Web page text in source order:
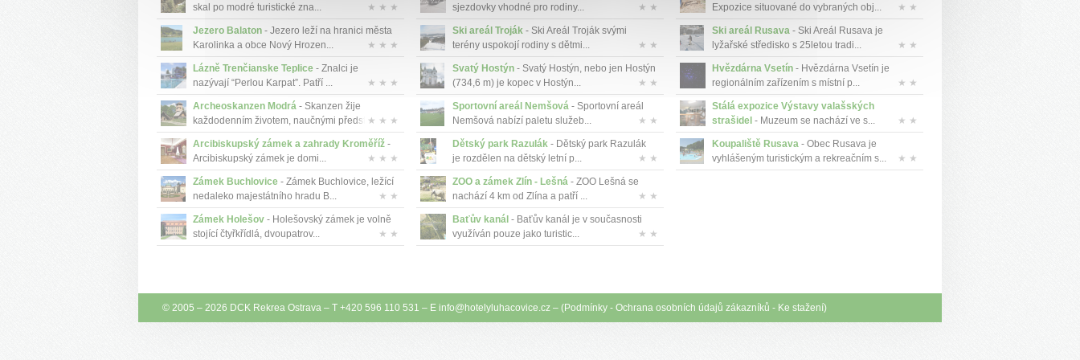
skal po modré turistické zna...
★ ★ ★
Jezero Balaton - Jezero leží na hranici města
Karolinka a obce Nový Hrozen...
★ ★ ★
Lázně Trenčianske Teplice - Znalci je
nazývají “Perlou Karpat”. Patří ...
★ ★ ★
Archeoskanzen Modrá - Skanzen žije
každodenním životem, naučnými představ...★ ★ ★
Arcibiskupský zámek a zahrady Kroměříž -
Arcibiskupský zámek je domi...
★ ★ ★
Zámek Buchlovice - Zámek Buchlovice, ležící
nedaleko majestátního hradu B...
★ ★
Zámek Holešov - Holešovský zámek je volně
stojící čtyřkřídlá, dvoupatrov...
★ ★
sjezdovky vhodné pro rodiny...
★ ★
Ski areál Troják- Ski Areál Troják svými
terény uspokojí rodiny s dětmi...
★ ★
Svatý Hostýn- Svatý Hostýn, nebo jen Hostýn
(734,6 m) je kopec v Hostýn...
★ ★
Sportovní areál Nemšová- Sportovní areál
Nemšová nabízí paletu služeb...
★ ★
Dětský park Razulák- Dětský park Razulák
je rozdělen na dětský letní p...
★ ★
ZOO a zámek Zlín - Lešná- ZOO Lešná se
nachází 4 km od Zlína a patří ...
★ ★
Baťův kanál - Baťův kanál je v současnosti
využíván pouze jako turistic...
★ ★
Expozice situované do vybraných obj...
★ ★
Ski areál Rusava- Ski Areál Rusava je
lyžařské středisko s 25letou tradi...
★ ★
Hvězdárna Vsetín- Hvězdárna Vsetín je
regionálním zařízením s místní p...
★ ★
Stálá expozice Výstavy valašských
strašidel - Muzeum se nachází ve s... ★ ★
Koupaliště Rusava- Obec Rusava je
vyhlášeným turistickým a rekreačním s...
★ ★
© 2005 – 2026 DCK Rekrea Ostrava – T +420 596 110 531 – E info@ hotelyluhacovice.cz – (Podmínky - Ochrana osobních údajů zákazníků - Ke stažení)